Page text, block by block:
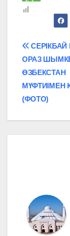
по
ОРАЗ
ӨЗБЕКСТАН
МҮФТИІМЕН
(ФОТО)